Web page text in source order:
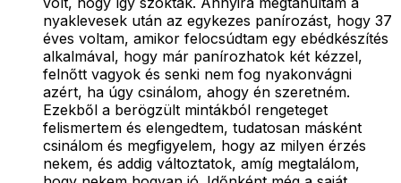
nyaklevesek után az egykezes panírozást, hogy 37
éves voltam, amikor felocsúdtam egy ebédkészítés
alkalmával, hogy már panírozhatok két kézzel,
felnőtt vagyok és senki nem fog nyakonvágni
azért, ha úgy csinálom, ahogy én szeretném.
Ezekből a berögzült mintákból rengeteget
felismertem és elengedtem, tudatosan másként
csinálom és megfigyelem, hogy az milyen érzés
nekem, és addig változtatok, amíg megtalálom,